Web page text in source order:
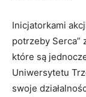
Inicjatorkami
potrzeby Serca”
które są
Uniwersytetu
swoje